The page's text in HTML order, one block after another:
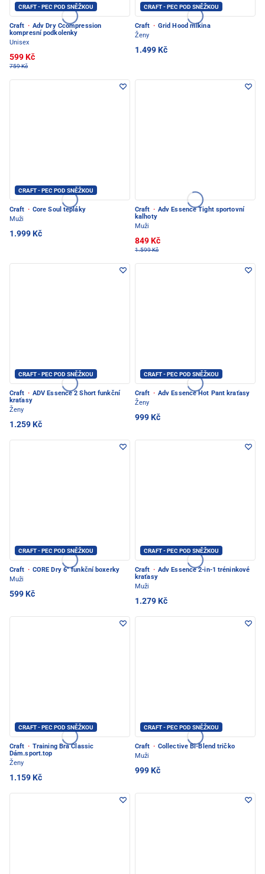
CRAFT - PEC POD SNĚŽKOU
Craft · Adv Dry Ccompression
kompresní podkolenky
Unisex
599 Kč
759 Kč
CRAFT - PEC POD SNĚŽKOU
Craft · Grid Hood mikina
Ženy
1.499 Kč
CRAFT - PEC POD SNĚŽKOU
Craft · Core Soul tepláky
Muži
1.999 Kč
Craft · Adv Essence Tight sportovní
kalhoty
Muži
849 Kč
1.599 Kč
CRAFT - PEC POD SNĚŽKOU
Craft · ADV Essence 2 Short funkční
kraťasy
Ženy
1.259 Kč
CRAFT - PEC POD SNĚŽKOU
Craft · Adv Essence Hot Pant kraťasy
Ženy
999 Kč
CRAFT - PEC POD SNĚŽKOU
Craft · CORE Dry 6" funkční boxerky
Muži
599 Kč
CRAFT - PEC POD SNĚŽKOU
Craft · Adv Essence 2-in-1 tréninkové
kraťasy
Muži
1.279 Kč
CRAFT - PEC POD SNĚŽKOU
Craft · Training Bra Classic
Dám.sport.top
Ženy
1.159 Kč
CRAFT - PEC POD SNĚŽKOU
Craft · Collective Bi-Blend tričko
Muži
999 Kč